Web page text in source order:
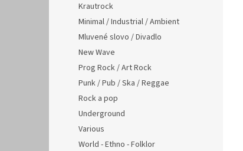
Krautrock
Minimal / Industrial / Ambient
Mluvené slovo / Divadlo
New Wave
Prog Rock / Art Rock
Punk / Pub / Ska / Reggae
Rock a pop
Underground
Various
World - Ethno - Folklor